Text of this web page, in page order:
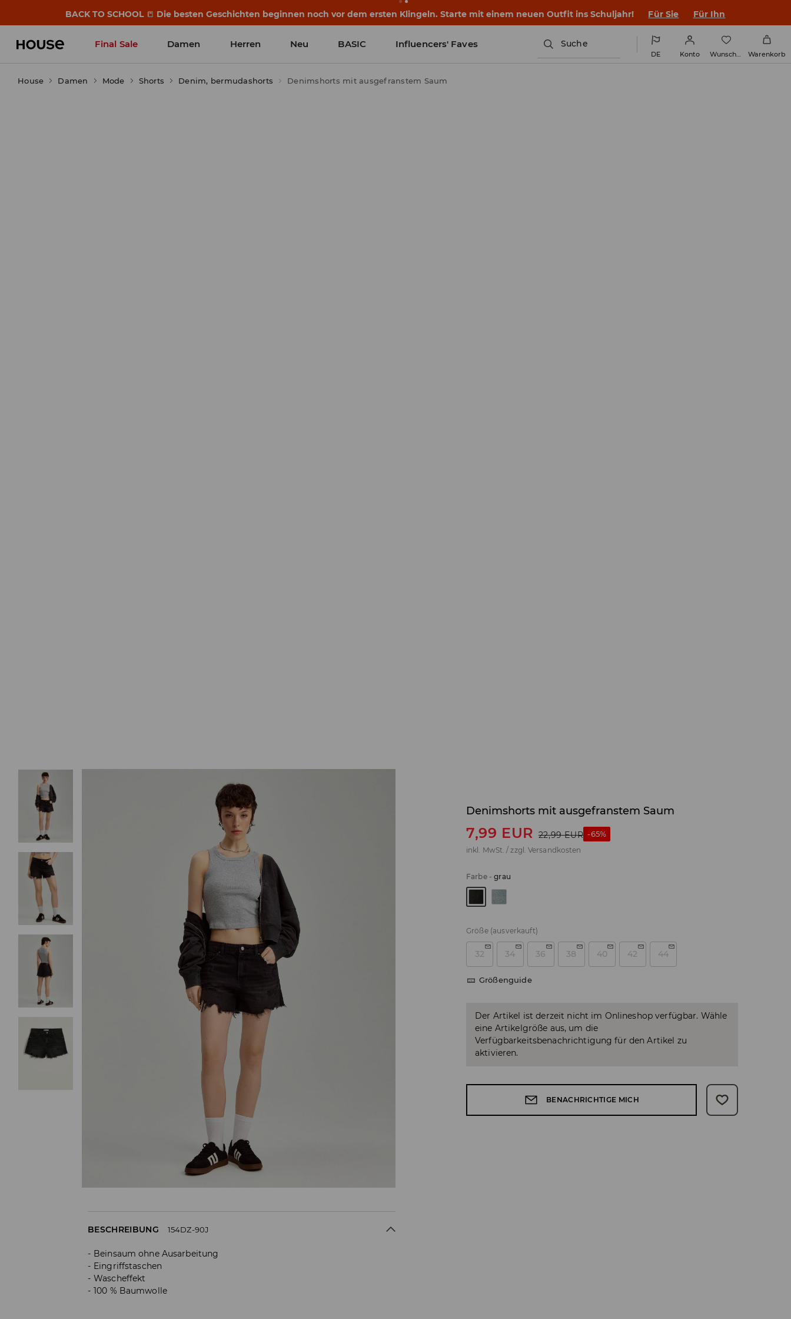
BACK TO SCHOOL 📒 Die besten Geschichten beginnen noch vor dem ersten Klingeln. Starte mit einem neuen Outfit ins Schuljahr! Für Sie Für Ihn
Final Sale Damen Herren Neu BASIC Influencers' Faves Suche
DE Konto Wunschliste Warenkorb
House Damen Mode Shorts Denim, bermudashorts Denimshorts mit ausgefranstem Saum
Denimshorts mit ausgefranstem Saum
7,99 EUR 22,99 EUR -65%
inkl. MwSt. / zzgl. Versandkosten
Farbe-grau
Größe (ausverkauft)
32 34 36 38 40 42 44
Größenguide
Der Artikel ist derzeit nicht im Onlineshop verfügbar. Wähle
eine Artikelgröße aus, um die
Verfügbarkeitsbenachrichtigung für den Artikel zu
aktivieren.
BENACHRICHTIGE MICH
BESCHREIBUNG 154DZ-90J
Beinsaum ohne Ausarbeitung
Eingriffstaschen
Wascheffekt
100 % Baumwolle